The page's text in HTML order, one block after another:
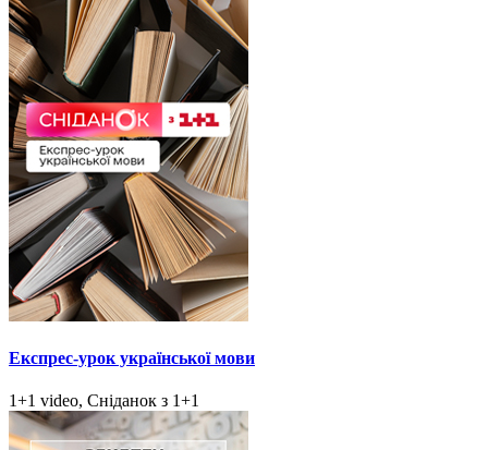
Експрес-урок української мови
1+1 video, Сніданок з 1+1